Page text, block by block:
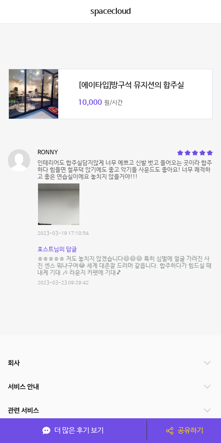
spacecloud
[에이타입]방구석 뮤지션의 합주실
10,000 원/시간
RONNY
인테리어도 합주실답지않게 너무 예쁘고 신발 벗고 들어오는 곳이라 합주
하다 힘들면 철푸덕 앉기에도 좋고 악기들 사운드도 좋아요! 너무 쾌적하
고 좋은 연습실이에요 놓치지 않을거야!!!
2023-03-19 17:10:54
호스트님의 답글
ㅎㅎㅎㅎㅎ 저도 놓치지 않겠습니다😄😄😄 특히 심벌에 얼굴 가려진 사
진 센스 뭐냐구여😂 세계 대존잘 드러머 같읍니다. 합주하다가 힘드실 때
내게 기대 🎶 라운지 카펫에 기대🎵
2023-03-23 09:29:42
더 많은 후기 보기 공유하기
회사
서비스 안내
관련 서비스